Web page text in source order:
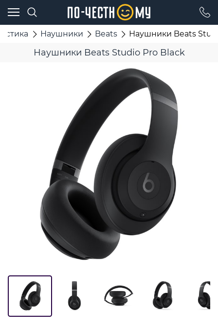
Наушники Beats Наушники Beats
Наушники Beats Studio Pro Black